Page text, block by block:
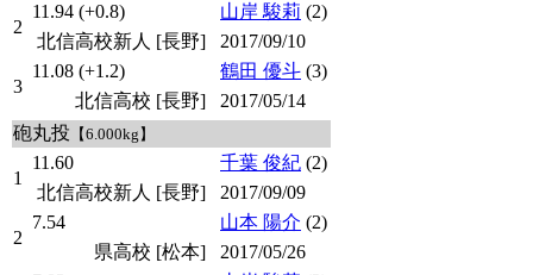
2
11.94 (+0.8) 山岸 駿莉 (2)
北信高校新人 [長野]
2017/09/10
3
11.08 (+1.2) 鶴田 優斗 (3)
北信高校 [長野]
2017/05/14
砲丸投 【6.000kg】
1
11.60 千葉 俊紀 (2)
北信高校新人 [長野]
2017/09/09
2
7.54 山本 陽介 (2)
県高校 [松本]
2017/05/26